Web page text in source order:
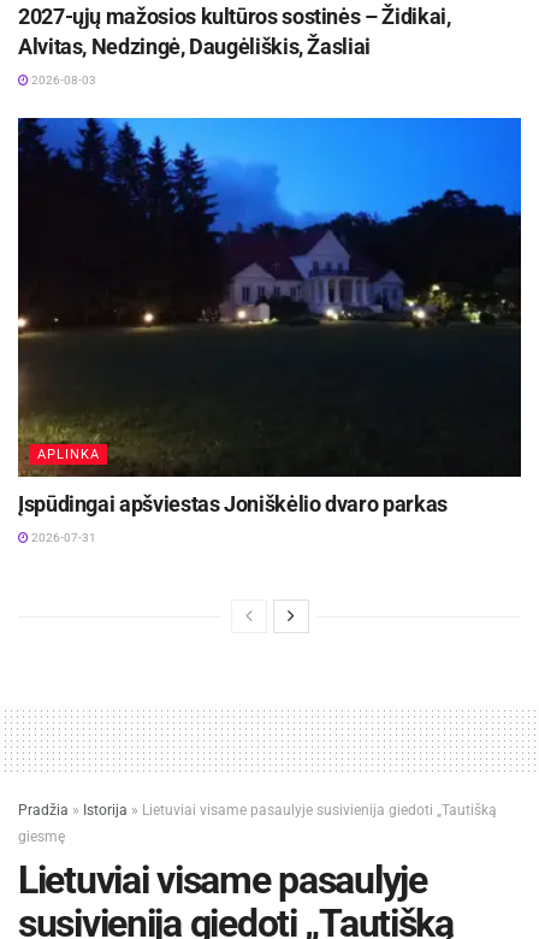
2027-ųjų mažosios kultūros sostinės – Židikai,
Alvitas, Nedzingė, Daugėliškis, Žasliai
2026-08-03
APLINKA
Įspūdingai apšviestas Joniškėlio dvaro parkas
2026-07-31
Pradžia » Istorija » Lietuviai visame pasaulyje susivienija giedoti „Tautišką
giesmę
Lietuviai visame pasaulyje
susivienija giedoti „Tautišką